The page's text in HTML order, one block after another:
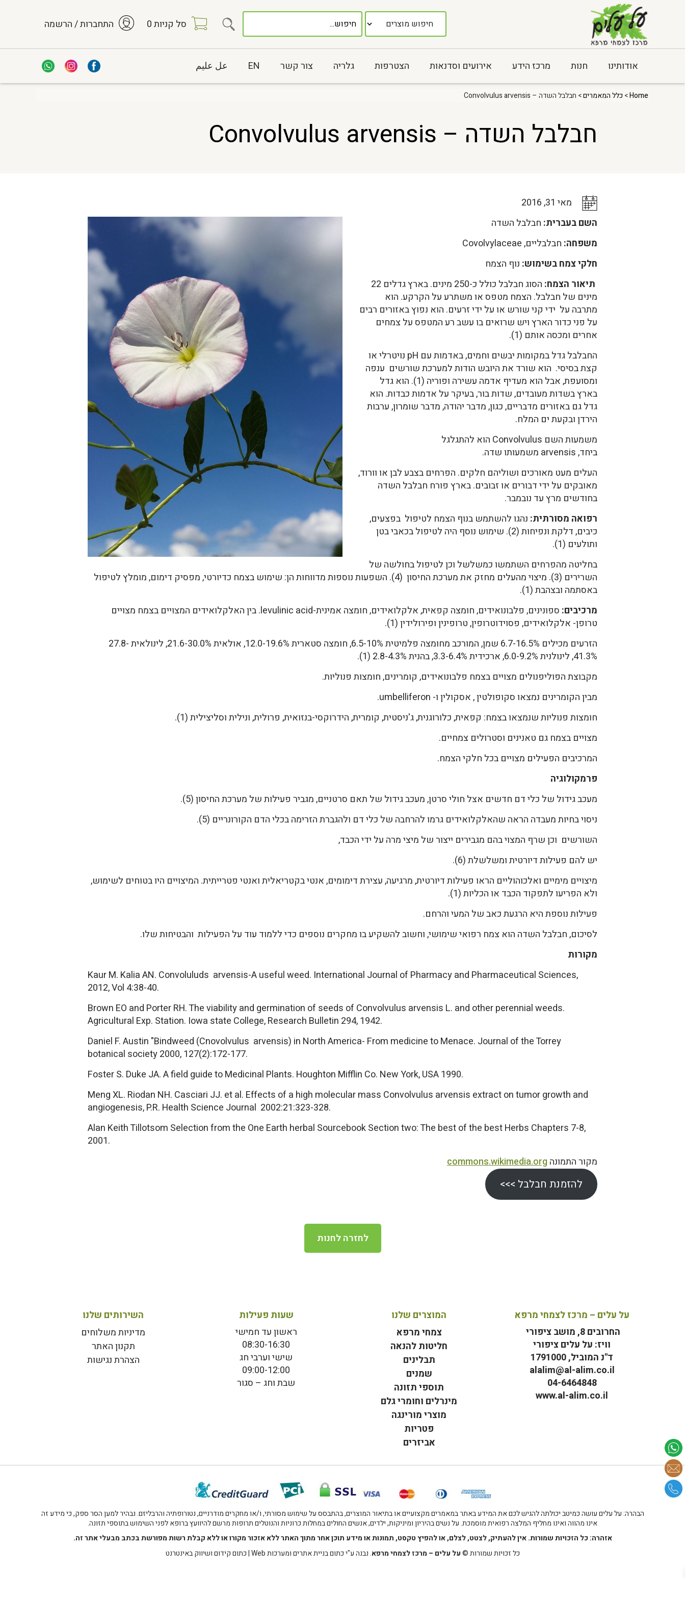
סל קניות0 התחברות / הרשמה
אודותינו חנות מרכז הידע אירועים וסדנאות הצטרפות גלריה צור קשר EN عل عليم
Home
> כלל המאמרים> חבלבל השדה – Convolvulus arvensis
חבלבל השדה – Convolvulus arvensis
מאי 31, 2016
השם בעברית: חבלבל השדה
משפחה: חבלבליים, Covolvylaceae
חלקי צמח בשימוש: נוף הצמח
תיאור הצמח:
הסוג חבלבל כולל כ-250 מינים. בארץ גדלים 22
מינים של חבלבל. הצמח מטפס או משתרע על הקרקע. הוא
מתרבה על ידי קני שורש או על ידי זרעים. הוא נפוץ באזורים רבים
על פני כדור הארץ ויש שרואים בו עשב רע המטפס על צמחים
אחרים ומכסה אותם (1).
החבלבל גדל במקומות יבשים וחמים, באדמות עם pH נויטרלי או
קצת בסיסי. הוא שורד את היובש הודות למערכת שורשים ענפה
ומסועפת, אבל הוא מעדיף אדמה עשירה ופוריה (1). הוא גדל
בארץ בשדות מעובדים, שדות בור, בעיקר על אדמות כבדות. הוא
גדל גם באזורים מדבריים, כגון, מדבר יהודה, מדבר שומרון, ערבות
הירדן ובקעת ים המלח.
משמעות השם Convolvulus הוא להתגלגל
ביחד, arvensis משמעותו שדה.
העלים מעט מאורכים ושוליהם חלקים. הפרחים בצבע לבן או וורוד,
מאובקים על ידי דבורים או זבובים. בארץ פורח חבלבל השדה
בחודשים מרץ עד נובמבר.
רפואה מסורתית: נהגו להשתמש בנוף הצמח לטיפול בפצעים,
כיבים, דלקת ונפיחות (2). שימוש נוסף היה לטיפול בכאבי בטן
ותולעים (1).
בחליטה מהפרחים השתמשו כמשלשל וכן לטיפול בחולשה של
השרירים (3). מיצוי מהעלים מחזק את מערכת החיסון (4). השפעות נוספות מדווחות הן: שימוש בצמח כדיורטי, מפסיק דימום, מומלץ לטיפול
באסתמה ובצהבת (1).
מרכיבים:
ספונינים, פלבונואידים, חומצה קפאית, אלקלואידים, חומצה אמינית-levulinic acid. בין האלקלואידים המצויים בצמח מצויים
טרופן- אלקלואידים, פסוידוטרופין, טרופינין ופירולידין (1).
הזרעים מכילים 6.7-16.5% שמן, המורכב מחומצה פלמיטית 6.5-10%, חומצה סטארית 12.0-19.6%, אולאית 21.6-30.0%, לינולאית 27.8-
41.3%, לינולנית 6.0-9.2%, ארכידית 3.3-6.4%, בהנית 2.8-4.3% (1).
מקבוצת הפוליפנולים מצויים בצמח פלבונואידים, קומרינים, חומצות פנוליות.
מבין הקומרינים נמצאו סקופולטין , אסקולין ו- umbelliferon.
חומצות פנוליות שנמצאו בצמח: קפאית, כלורוגנית, ג'ניסטית, קומרית, הידרוקסי-בנזואית, פרולית, ונילית וסליצילית (1).
מצויים בצמח גם טאנינים וסטרולים צמחיים.
המרכיבים הפעילים מצויים בכל חלקי הצמח.
פרמקולוגיה
מעכב גידול של כלי דם חדשים אצל חולי סרטן, מעכב גידול של תאם סרטניים, מגביר פעילות של מערכת החיסון (5).
ניסוי בחיות מעבדה הראה שהאלקלואידים גרמו להרחבה של כלי דם ולהגברת הזרימה בכלי הדם הקורונריים (5).
השורשים וכן שרף המצוי בהם מגבירים ייצור של מיצי מרה על ידי הכבד,
יש להם פעילות דיורטית ומשלשלת (6).
מיצויים מימיים ואלכוהוליים הראו פעילות דיורטית, מרגיעה, עצירת דימומים, אנטי בקטריאלית ואנטי פטרייתית. המיצויים היו בטוחים לשימוש,
ולא הפריעו לתפקוד הכבד או הכליות (1).
פעילות נוספת היא הרגעת כאב של המעי והרחם.
לסיכום, חבלבל השדה הוא צמח רפואי שימושי, וחשוב להשקיע בו מחקרים נוספים כדי ללמוד עוד על הפעילות והבטיחות שלו.
מקורות
Kaur M. Kalia AN. Convoluluds arvensis-A useful weed. International Journal of Pharmacy and Pharmaceutical Sciences,
2012, Vol 4:38-40.
Brown EO and Porter RH. The viability and germination of seeds of Convolvulus arvensis L. and other perennial weeds.
Agricultural Exp. Station. Iowa state College, Research Bulletin 294, 1942.
Daniel F. Austin "Bindweed (Cnovolvulus arvensis) in North America- From medicine to Menace. Journal of the Torrey
botanical society 2000, 127(2):172-177.
Foster S. Duke JA. A field guide to Medicinal Plants. Houghton Mifflin Co. New York, USA 1990.
Meng XL. Riodan NH. Casciari JJ. et al. Effects of a high molecular mass Convolvulus arvensis extract on tumor growth and
angiogenesis, P.R. Health Science Journal 2002:21:323-328.
Alan Keith Tillotsom Selection from the One Earth herbal Sourcebook Section two: The best of the best Herbs Chapters 7-8,
2001.
מקור התמונה commons.wikimedia.org
להזמנת חבלבל >>>
לחזרה לחנות
על עלים – מרכז לצמחי מרפא
החרובים 8, מושב ציפורי
וויז: על עלים ציפורי
ד"נ המוביל, 1791000
alalim@al-alim.co.il
04-6464848
www.al-alim.co.il
המוצרים שלנו
צמחי מרפא
חליטות להנאה
תבלינים
שמנים
תוספי תזונה
מינרלים וחומרי גלם
מוצרי מורינגה
פטריות
אביזרים
שעות פעילות
ראשון עד חמישי
08:30-16:30
שישי וערבי חג
09:00-12:00
שבת וחג – סגור
השירותים שלנו
מדיניות משלוחים
תקנון האתר
הצהרת נגישות
הבהרה: על עלים עושה כמיטב יכולתה להגיש לכם את המידע באתר במאמרים מקצועיים או בתיאור המוצרים, בהתבסס על שימוש מסורתי, ו/או מחקרים מודרניים, נטורופתיה והרבליזם. נבהיר למען הסר ספק, כי מידע זה
אינו מהווה ואינו מחליף המלצה רפואית מוסמכת. על נשים בהיריון ומיניקות, ילדים, אנשים החולים במחלות כרוניות והנוטלים תרופות מרשם להיוועץ ברופא לפני השימוש בתוספי תזונה.
אזהרה: כל הזכויות שמורות. אין להעתיק, לצטט, לצלם, או להפיץ טקסט, תמונות או מידע תוכן אחר מתוך האתר ללא אזכור מקורו או ללא קבלת רשות מפורשת בכתב מבעלי אתר זה.
כל זכויות שמורות ©על עלים – מרכז לצמחי מרפא. נבנה ע"יכתום בניית אתרים ומערכות Web |כתום קידום ושיווק באינטרנט